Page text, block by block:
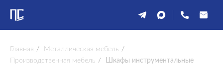
Главная / Металлическая мебель /
Производственная мебель / Шкафы инструментальные